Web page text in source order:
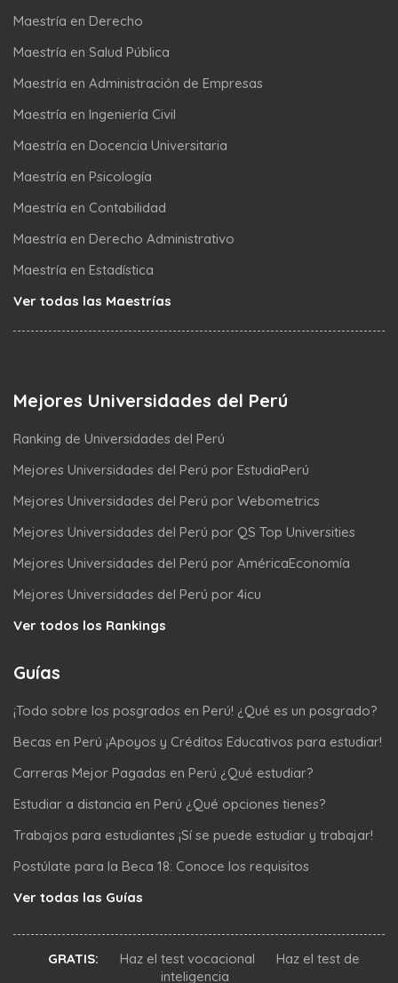
Maestría en Derecho
Maestría en Salud Pública
Maestría en Administración de Empresas
Maestría en Ingeniería Civil
Maestría en Docencia Universitaria
Maestría en Psicología
Maestría en Contabilidad
Maestría en Derecho Administrativo
Maestría en Estadística
Ver todas las Maestrías
Mejores Universidades del Perú
Ranking de Universidades del Perú
Mejores Universidades del Perú por EstudiaPerú
Mejores Universidades del Perú por Webometrics
Mejores Universidades del Perú por QS Top Universities
Mejores Universidades del Perú por AméricaEconomía
Mejores Universidades del Perú por 4icu
Ver todos los Rankings
Guías
¡Todo sobre los posgrados en Perú! ¿Qué es un posgrado?
Becas en Perú ¡Apoyos y Créditos Educativos para estudiar!
Carreras Mejor Pagadas en Perú ¿Qué estudiar?
Estudiar a distancia en Perú ¿Qué opciones tienes?
Trabajos para estudiantes ¡Sí se puede estudiar y trabajar!
Postúlate para la Beca 18: Conoce los requisitos
Ver todas las Guías
GRATIS: Haz el test vocacional
Haz el test de
inteligencia